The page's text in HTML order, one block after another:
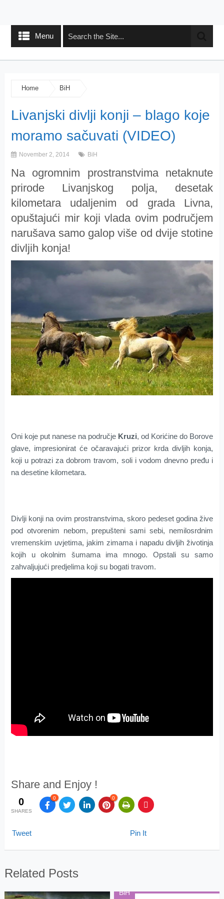
Menu
Home BiH
Livanjski divlji konji – blago koje
moramo sačuvati (VIDEO)
November 2, 2014 BiH
Na ogromnim prostranstvima netaknute
prirode Livanjskog polja, desetak
kilometara udaljenim od grada Livna,
opuštajući mir koji vlada ovim područjem
narušava samo galop više od dvije stotine
divljih konja!
Oni koje put nanese na područje Kruzi, od Korićine do Borove
glave, impresionirat će očaravajući prizor krda divljih konja,
koji u potrazi za dobrom travom, soli i vodom dnevno pređu i
na desetine kilometara.
Divlji konji na ovim prostranstvima, skoro pedeset godina žive
pod otvorenim nebom, prepušteni sami sebi, nemilosrdnim
vremenskim uvjetima, jakim zimama i napadu divljih životinja
kojih u okolnim šumama ima mnogo. Opstali su samo
zahvaljujući predjelima koji su bogati travom.
Share and Enjoy !
0
SHARES
0 0
Tweet Pin It
Related Posts
BiH